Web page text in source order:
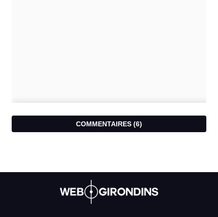
COMMENTAIRES (6)